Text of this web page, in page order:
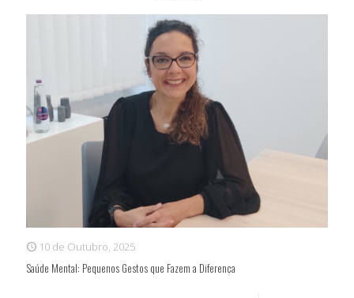
10 de Outubro, 2025
Saúde Mental: Pequenos Gestos que Fazem a Diferença